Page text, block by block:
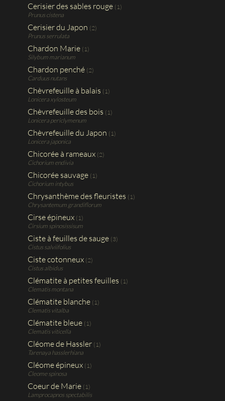
Cerisier des sables rouge (1)
Prunus cistena
Cerisier du Japon (2)
Prunus serrulata
Chardon Marie (1)
Silybum marianum
Chardon penché (2)
Carduus nutans
Chèvrefeuille à balais (1)
Lonicera xylosteum
Chèvrefeuille des bois (1)
Lonicera periclymenum
Chèvrefeuille du Japon (1)
Lonicera japonica
Chicorée à rameaux (2)
Cichorium endivia
Chicorée sauvage (1)
Cichorium intybus
Chrysanthème des fleuristes (1)
Chrysantemum grandiflorum
Cirse épineux (1)
Cirsium spinosissisum
Ciste à feuilles de sauge (3)
Cistus salviifolius
Ciste cotonneux (2)
Cistus albidus
Clématite à petites feuilles (1)
Clematis montana
Clématite blanche (1)
Clematis vitalba
Clématite bleue (1)
Clematis viticella
Cléome de Hassler (1)
Tarenaya hasslerhiana
Cléome épineux (1)
Cleome spinosa
Coeur de Marie (1)
Lamprocapnos spectabilis